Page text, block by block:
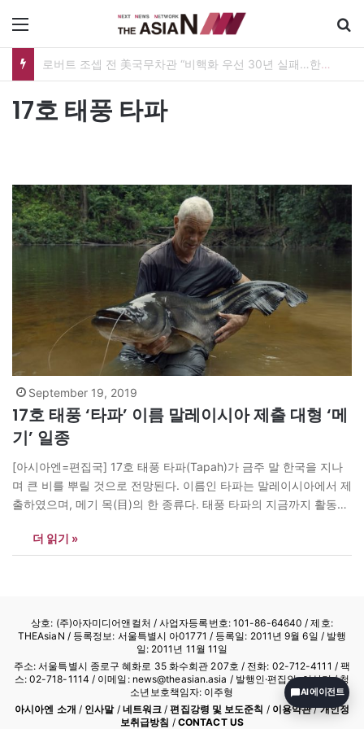
17호 태풍 타파
September 19, 2019
17호 태풍 ‘타파’ 이름 말레이시아 제출 대형 ‘메
기’ 일종
[아시아엔=편집국] 17호 태풍 타파(Tapah)가 금주 말 한국을 지나
며 큰 비를 뿌릴 것으로 전망된다. 이름인 타파는 말레이시아에서 제
출하였으며, 메기 목(目)의 한 종류다. 태풍 타파의 지금까지 활동을
996 hPa를 기록했으며 팔라우와 필리핀에 영향을 주었다. 이어
2007년에는 11월 12~13일 최저기압 996 hPa를 기록하며 활동했
더 읽기 »
상호: (주)아자미디어앤컬처 /사업자등록번호: 101-86-64640 / 제호:
THEAsiaN / 등록정보: 서울특별시 아01771 / 등록일: 2011년 9월 6일 / 발행
일: 2011년 11월 11일
주소: 서울특별시 종로구 혜화로 35 화수회관 207호 / 전화: 02-712-4111 / 팩
스: 02-718-1114 / 이메일: news@theasian.asia / 발행인·편집인: 이상기 / 청
소년보호책임자: 이주형
아시아엔 소개 / 인사말/ 네트워크 /편집강령 및 보도준칙 / 이용약관/개인정
보취급방침 / CONTACT US
AI 에이전트